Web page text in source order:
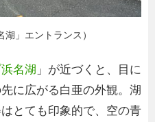
湖」エントランス）
名湖 」が近づくと、目に
に広がる白亜の外観。湖
とても印象的で、空の青